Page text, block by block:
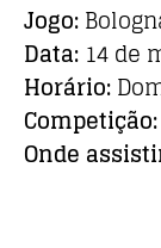
Jogo:
Data: 14 de
Horário:
Competição:
Onde